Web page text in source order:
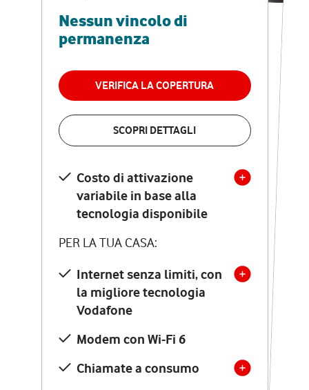
Nessun vincolo di
permanenza
VERIFICA LA COPERTURA
SCOPRI DETTAGLI
Costo di attivazione
variabile in base alla
tecnologia disponibile
PER LA TUA CASA:
Internet senza limiti, con
la migliore tecnologia
Vodafone
Modem con Wi-Fi 6
Chiamate a consumo
RETE FISSA + VODAFONE CLUB
29,95€
permanenza
VERIFICA LA COPERTURA
Costo di attivazione
variabile in base alla
tecnologia disponibile
PER LA TUA CASA:
Internet senza limiti, con
la migliore tecnologia
Vodafone
Modem Seven con Wi-Fi 7
Chiamate illimitate verso
numeri fissi e mobili
nazionali